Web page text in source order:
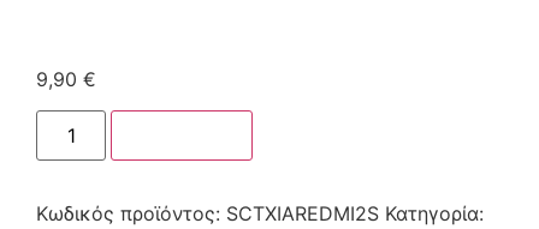
9,90 €
Κωδικός προϊόντος: SCTXIAREDMI2S Κατηγορία: